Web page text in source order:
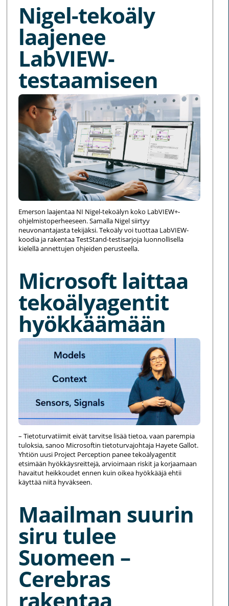
Nigel-tekoäly
laajenee
LabVIEW-
testaamiseen
Emerson laajentaa NI Nigel-tekoälyn koko LabVIEW+-
ohjelmistoperheeseen. Samalla Nigel siirtyy
neuvonantajasta tekijäksi. Tekoäly voi tuottaa LabVIEW-
koodia ja rakentaa TestStand-testisarjoja luonnollisella
kielellä annettujen ohjeiden perusteella.
Microsoft laittaa
tekoälyagentit
hyökkäämään
– Tietoturvatiimit eivät tarvitse lisää tietoa, vaan parempia
tuloksia, sanoo Microsoftin tietoturvajohtaja Hayete Gallot.
Yhtiön uusi Project Perception panee tekoälyagentit
etsimään hyökkäysreittejä, arvioimaan riskit ja korjaamaan
havaitut heikkoudet ennen kuin oikea hyökkääjä ehtii
käyttää niitä hyväkseen.
Maailman suurin
siru tulee
Suomeen –
Cerebras